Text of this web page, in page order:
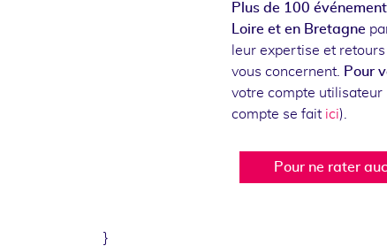
Plus de 100
Loire et en Bretagne
leur expertise et
vous concernent. Pour
votre compte utilisateur
compte se fait ici).
Pour ne rater
}